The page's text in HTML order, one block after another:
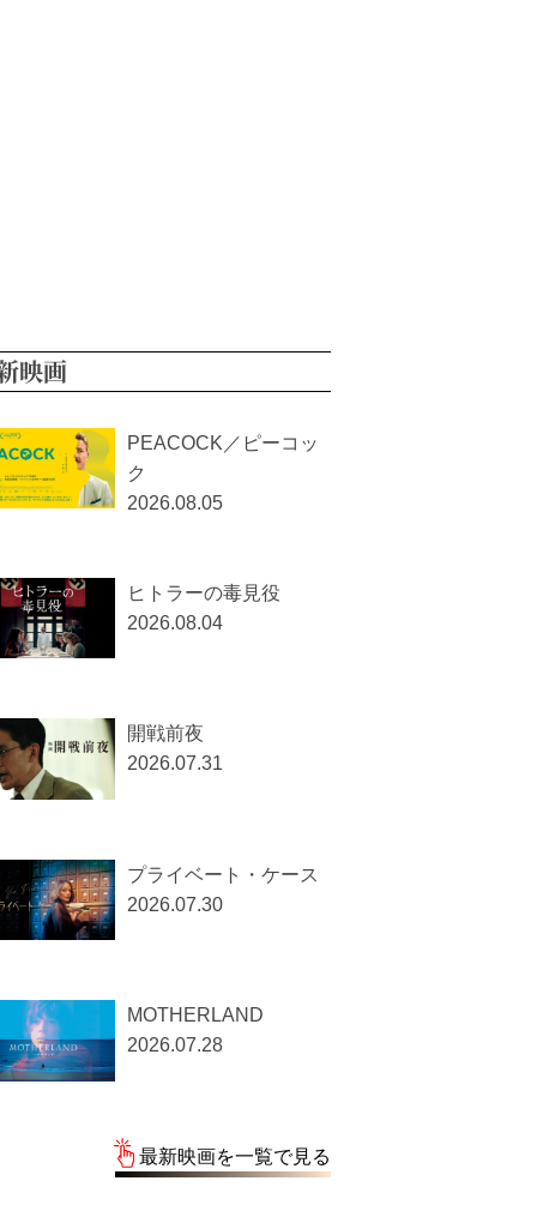
映画
PEACOCK／ピーコッ
ク
2026.08.05
ヒトラーの毒見役
2026.08.04
開戦前夜
2026.07.31
プライベート・ケース
2026.07.30
MOTHERLAND
2026.07.28
最新映画を一覧で見る